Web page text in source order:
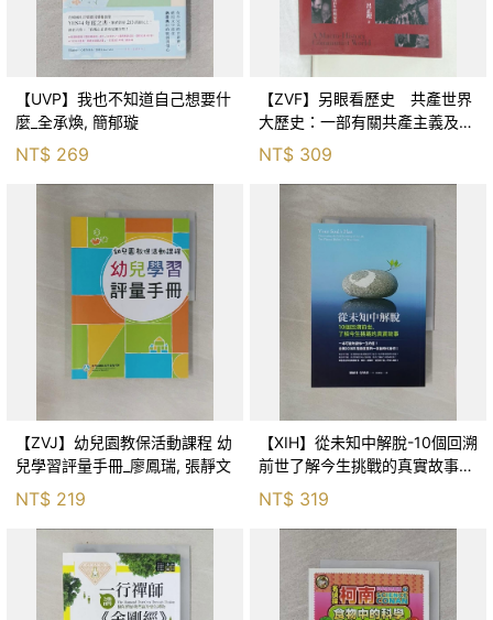
【UVP】我也不知道自己想要什
麼_全承煥, 簡郁璇
NT$ 269
【ZVF】另眼看歷史 共產世界
大歷史：一部有關共產主義及共
產黨兩百年的興衰史_呂正理
NT$ 309
【ZVJ】幼兒園教保活動課程 幼
兒學習評量手冊_廖鳳瑞, 張靜文
NT$ 219
【XIH】從未知中解脫-10個回溯
前世了解今生挑戰的真實故事_
羅伯特．舒
NT$ 319